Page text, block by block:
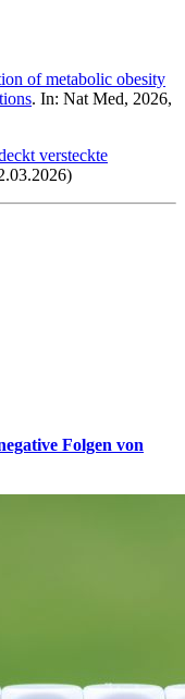
of metabolic obesity
. In: Nat Med, 2026,
versteckte
Folgen von